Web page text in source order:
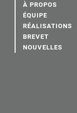
À PROPOS
ÉQUIPE
RÉALISATIONS
BREVET
NOUVELLES